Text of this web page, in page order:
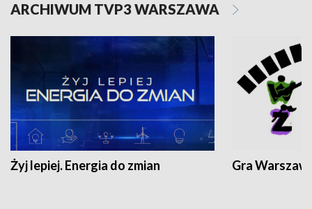
ARCHIWUM TVP3 WARSZAWA
Żyj lepiej. Energia do zmian Gra